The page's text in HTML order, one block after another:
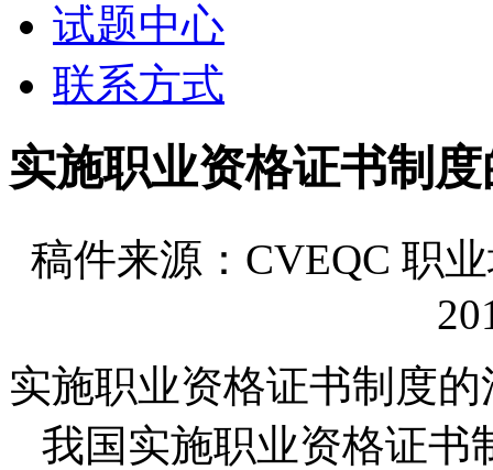
试题中心
联系方式
实施职业资格证书制
稿件来源：CVEQC
实施职业资格证书制度
我国实施职业资格证书